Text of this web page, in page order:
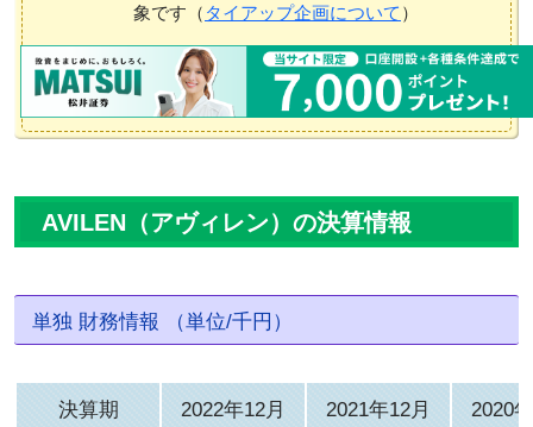
象です（ タイアップ企画について ）
AVILEN（アヴィレン）の決算情報
単独 財務情報 （単位/千円）
決算期 2022年12月 2021年12月 2020